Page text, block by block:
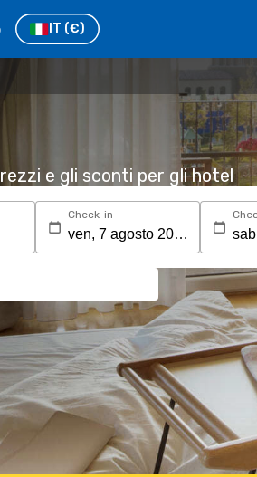
IT (€)
e gli sconti per gli hotel
Check-in